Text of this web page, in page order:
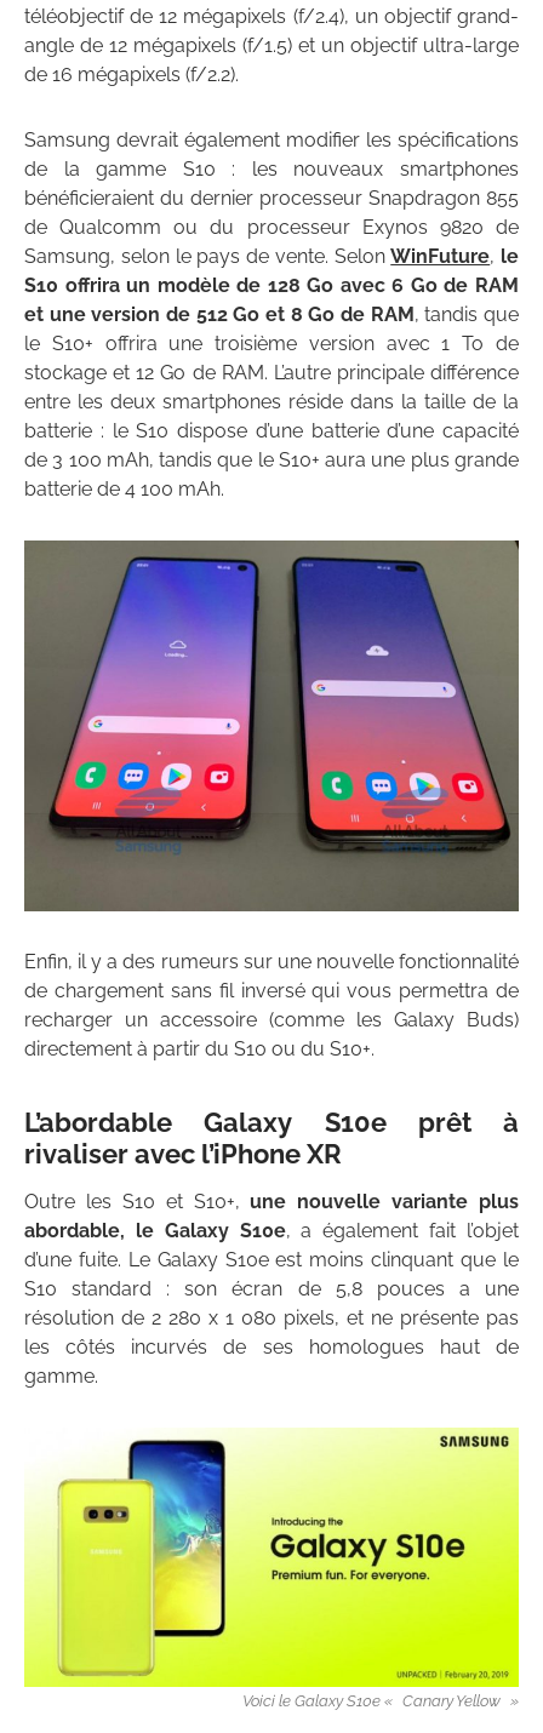
téléobjectif de 12 mégapixels (f/2.4), un objectif grand-
angle de 12 mégapixels (f/1.5) et un objectif ultra-large
de 16 mégapixels (f/2.2).
Samsung devrait également modifier les spécifications
de la gamme S10 : les nouveaux smartphones
bénéficieraient du dernier processeur Snapdragon 855
de Qualcomm ou du processeur Exynos 9820 de
Samsung, selon le pays de vente. SelonWinFuture, le
S10 offrira un modèle de 128 Go avec 6 Go de RAM
et une version de 512 Go et 8 Go de RAM, tandis que
le S10+ offrira une troisième version avec 1 To de
stockage et 12 Go de RAM. L’autre principale différence
entre les deux smartphones réside dans la taille de la
batterie : le S10 dispose d’une batterie d’une capacité
de 3 100 mAh, tandis que le S10+ aura une plus grande
batterie de 4 100 mAh.
Enfin, il y a des rumeurs sur une nouvelle fonctionnalité
de chargement sans fil inversé qui vous permettra de
recharger un accessoire (comme les Galaxy Buds)
directement à partir du S10 ou du S10+.
L’abordable Galaxy S10e prêt à
rivaliser avec l’iPhone XR
Outre les S10 et S10+, une nouvelle variante plus
abordable, le Galaxy S10e, a également fait l’objet
d’une fuite. Le Galaxy S10e est moins clinquant que le
S10 standard : son écran de 5,8 pouces a une
résolution de 2 280 x 1 080 pixels, et ne présente pas
les côtés incurvés de ses homologues haut de
gamme.
Voici le Galaxy S10e « Canary Yellow »